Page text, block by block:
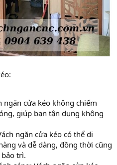
ngăn cửa kéo không chiếm
giúp bạn tận dụng không
ngăn cửa kéo có thể di
và dễ dàng, đồng thời cũng
trì.